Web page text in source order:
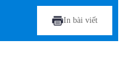
In bài viết